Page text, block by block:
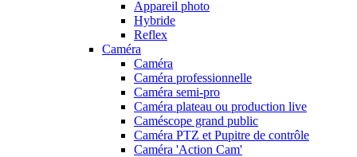
Appareil photo
Hybride
Reflex
Caméra
Caméra
Caméra professionnelle
Caméra semi-pro
Caméra plateau ou production live
Caméscope grand public
Caméra PTZ et Pupitre de contrôle
Caméra 'Action Cam'